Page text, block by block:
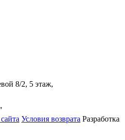
8/2, 5 этаж,
Условия возврата Разработка